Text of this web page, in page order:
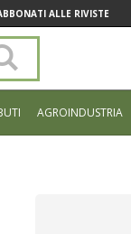
ALLE RIVISTE
sito
AGROINDUSTRIA